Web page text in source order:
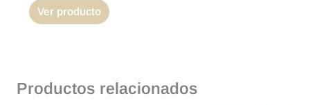
Ver producto
producto
Productos relacionados